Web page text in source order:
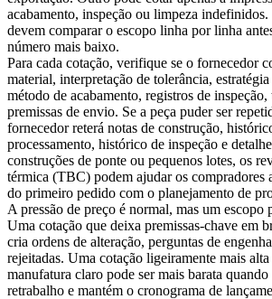
acabamento, inspeção ou limpeza
devem comparar o escopo linha por linha
número mais baixo.
Para cada cotação, verifique se o fornecedor
material, interpretação de tolerância,
método de acabamento, registros de
premissas de envio. Se a peça puder ser
fornecedor reterá notas de construção,
processamento, histórico de inspeção e
construções de ponte ou pequenos lotes, os
térmica (TBC) podem ajudar os compradores
do primeiro pedido com o planejamento de
A pressão de preço é normal, mas um escopo
Uma cotação que deixa premissas-chave em
cria ordens de alteração, perguntas de
rejeitadas. Uma cotação ligeiramente mais
manufatura claro pode ser mais barata
retrabalho e mantém o cronograma de